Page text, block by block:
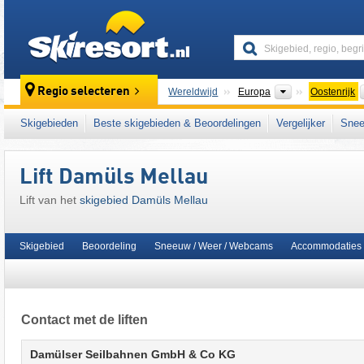
Regio selecteren Wereldwijd Europa Continenten
Oostenrijk
Dit skigebied ligt ook in: Bregenzer
het westen van Oostenrijk
Oostenrijkse Alpen
Skigebieden Beste skigebieden & Beoordelingen Vergelijker
Lift Damüls Mellau
Lift van het skigebied Damüls Mellau
Skigebied Beoordeling Sneeuw / Weer / Webcams Accommodaties
Contact met de liften
Damülser Seilbahnen GmbH & Co KG